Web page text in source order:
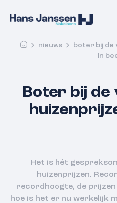
nieuws
boter bij de
in
Boter bij de
Het is hét
huizenprijzen.
recordhoogte, de
hoe is het er nu werkelijk